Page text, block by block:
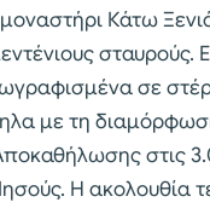
Κάτω
σε
με τη
στις
Η ακολουθία